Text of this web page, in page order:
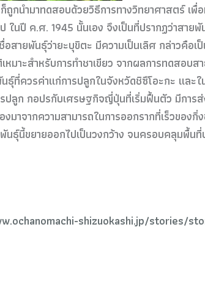
กนำมาทดสอบด้วยวิธีการทางวิทยาศาสตร์ เพื่
นปี ค.ศ. 1945 นั้นเอง จึงเป็นที่ปรากฏว่าสาย
สายพันธุ์ว่ายะบุขิตะ มีความเป็นเลิศ กล่าวคือเ
มาะสำหรับการทำชาเขียว จากผลการทดสอบ
ธุ์ที่ควรค่าแก่การปลูกในจังหวัดชิซึโอะกะ และ
ปลูก กอปรกับเศรษฐกิจญี่ปุ่นที่เริ่มฟื้นตัว มีการ
มาจากความสามารถในการออกรากที่เร็วของกิ่
ธุ์นี้ขยายออกไปเป็นวงกว้าง จนครอบคลุมพื้นที่
shizuokashi.jp/stories/